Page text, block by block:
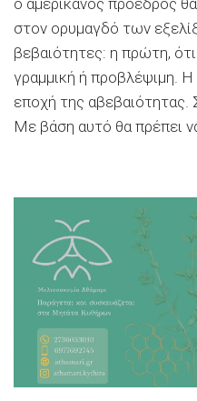
στον ορυμαγδό των
βεβαιότητες: η πρώτη,
γραμμική ή προβλέψιμη.
εποχή της αβεβαιότητας.
Με βάση αυτό θα πρέπει